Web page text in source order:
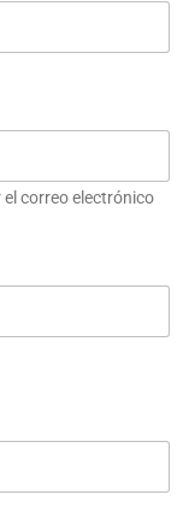
correo electrónico